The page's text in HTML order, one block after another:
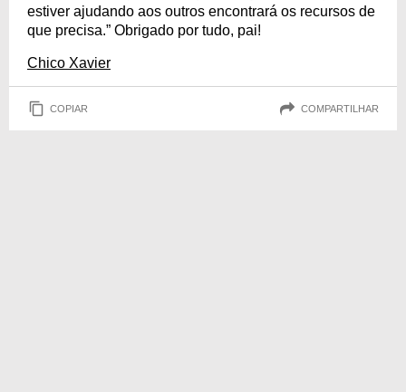
estiver ajudando aos outros encontrará os recursos de
que precisa.” Obrigado por tudo, pai!
Chico Xavier
COPIAR COMPARTILHAR